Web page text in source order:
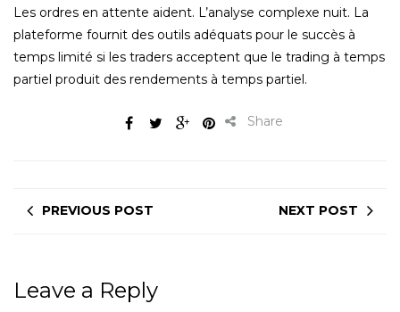
Les ordres en attente aident. L’analyse complexe nuit. La
plateforme fournit des outils adéquats pour le succès à
temps limité si les traders acceptent que le trading à temps
partiel produit des rendements à temps partiel.
Share
PREVIOUS POST NEXT POST
Leave a Reply